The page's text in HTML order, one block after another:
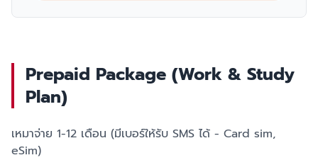
Prepaid Package (Work & Study
Plan)
เหมาจ่าย 1-12 เดือน (มีเบอร์ให้รับ SMS ได้ - Card sim,
eSim)